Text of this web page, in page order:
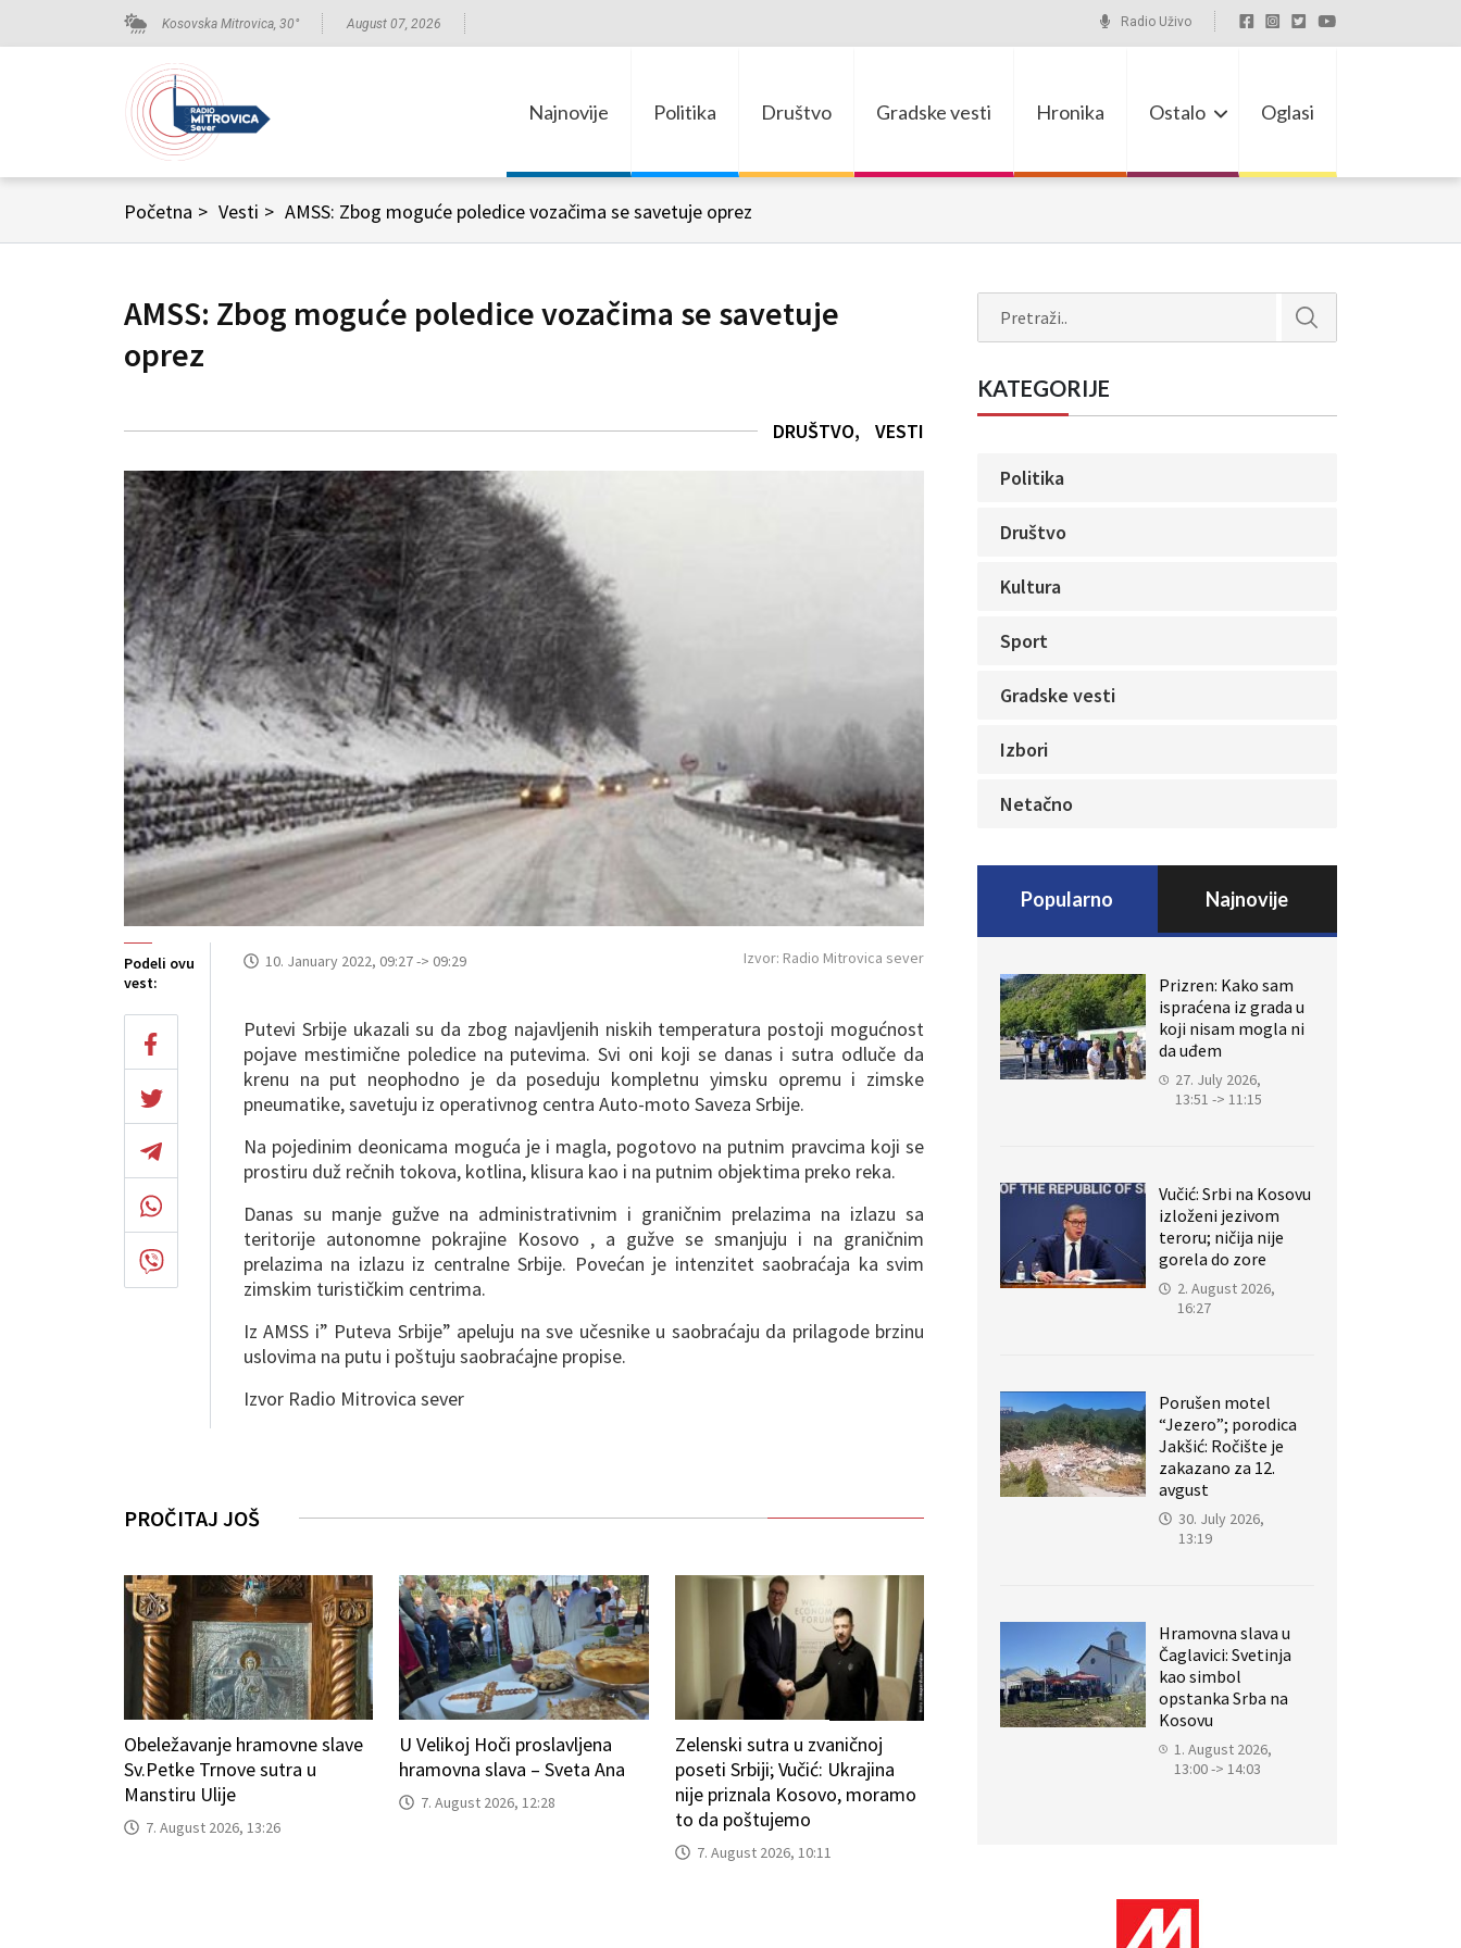
Kosovska Mitrovica, 30° August 07, 2026 Radio Uživo
Najnovije Politika Društvo Gradske vesti Hronika Ostalo Oglasi
Početna > Vesti > AMSS: Zbog moguće poledice vozačima se savetuje oprez
AMSS: Zbog moguće poledice vozačima se savetuje
oprez
DRUŠTVO VESTI
Podeli ovu
vest:
10. January 2022, 09:27 -> 09:29 Izvor: Radio Mitrovica sever
Putevi Srbije ukazali su da zbog najavljenih niskih temperatura postoji mogućnost
pojave mestimične poledice na putevima. Svi oni koji se danas i sutra odluče da
krenu na put neophodno je da poseduju kompletnu yimsku opremu i zimske
pneumatike, savetuju iz operativnog centra Auto-moto Saveza Srbije.
Na pojedinim deonicama moguća je i magla, pogotovo na putnim pravcima koji se
prostiru duž rečnih tokova, kotlina, klisura kao i na putnim objektima preko reka.
Danas su manje gužve na administrativnim i graničnim prelazima na izlazu sa
teritorije autonomne pokrajine Kosovo , a gužve se smanjuju i na graničnim
prelazima na izlazu iz centralne Srbije. Povećan je intenzitet saobraćaja ka svim
zimskim turističkim centrima.
Iz AMSS i” Puteva Srbije” apeluju na sve učesnike u saobraćaju da prilagode brzinu
uslovima na putu i poštuju saobraćajne propise.
Izvor Radio Mitrovica sever
PROČITAJ JOŠ
Obeležavanje hramovne slave
Sv.Petke Trnove sutra u
Manstiru Ulije
7. August 2026, 13:26
U Velikoj Hoči proslavljena
hramovna slava – Sveta Ana
7. August 2026, 12:28
Zelenski sutra u zvaničnoj
poseti Srbiji; Vučić: Ukrajina
nije priznala Kosovo, moramo
to da poštujemo
7. August 2026, 10:11
KATEGORIJE
Politika
Društvo
Kultura
Sport
Gradske vesti
Izbori
Netačno
Popularno Najnovije
Prizren: Kako sam
ispraćena iz grada u
koji nisam mogla ni
da uđem
27. July 2026,
13:51 -> 11:15
Vučić: Srbi na Kosovu
izloženi jezivom
teroru; ničija nije
gorela do zore
2. August 2026,
16:27
Porušen motel
“Jezero”; porodica
Jakšić: Ročište je
zakazano za 12.
avgust
30. July 2026,
13:19
Hramovna slava u
Čaglavici: Svetinja
kao simbol
opstanka Srba na
Kosovu
1. August 2026,
13:00 -> 14:03